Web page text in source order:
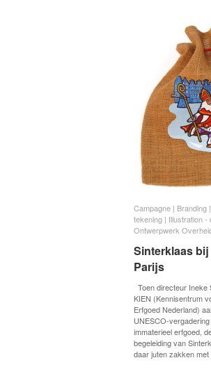
Campagne | Branding
tekening | Illustration -
Ontwerpwerk
Sinterklaas
Parijs
Toen directeur Ineke
KIEN (Kennisentrum
Erfgoed Nederland)
UNESCO-
immaterieel erfgoed,
begeleiding van
daar juten zakken
Campagne | Branding
tekening | Illustration -
Ontwerpwerk
Sinterklaas
Parijs